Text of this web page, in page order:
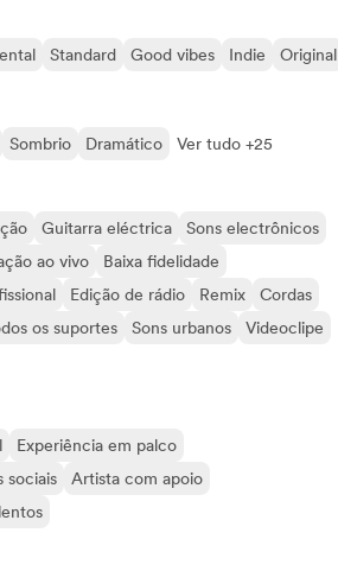
Standard Good vibes Indie
Original
Sombrio Dramático Ver tudo +25
Guitarra eléctrica
Sons electrônicos
ao vivo
Baixa fidelidade
Edição de rádio Remix
Cordas
os suportes Sons urbanos
Videoclipe
Experiência em palco
sociais
Artista com apoio